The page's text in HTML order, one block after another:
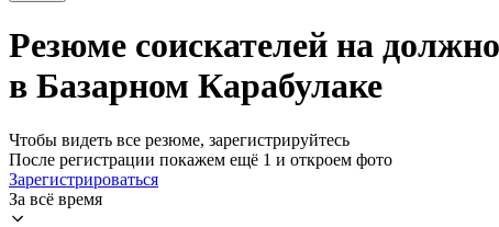
Резюме соискателей на
в Базарном Карабулаке
Чтобы видеть все резюме, зарегистрируйтесь
После регистрации покажем ещё 1 и откроем фото
Зарегистрироваться
За всё время